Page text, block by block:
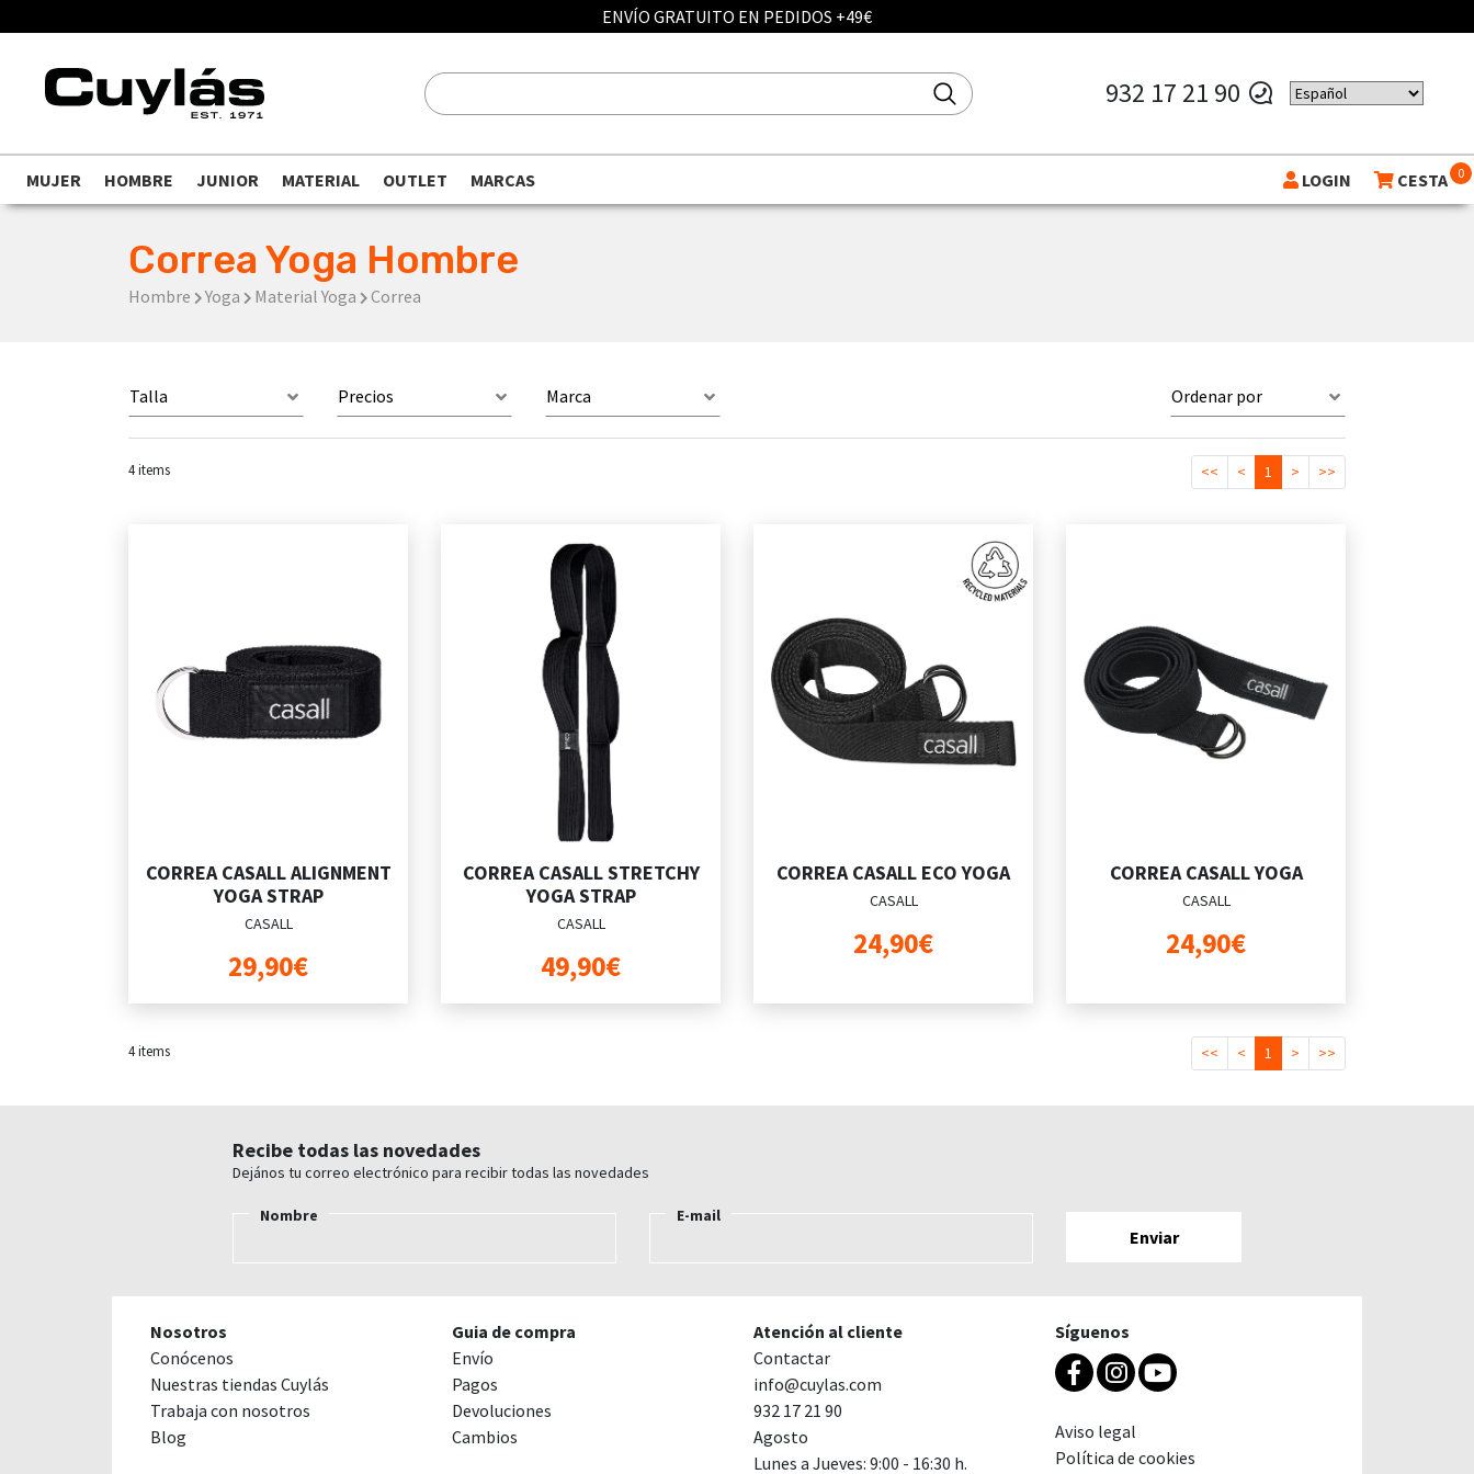
ENVÍO GRATUITO EN PEDIDOS +49€
932 17 21 90
MUJER HOMBRE JUNIOR MATERIAL OUTLET MARCAS LOGIN CESTA 0
Correa Yoga Hombre
Hombre Yoga Material Yoga Correa
Talla Precios Marca Ordenar por
4items << < 1 > >>
CORREA CASALL ALIGNMENT
YOGA STRAP
CASALL
29,90€
CORREA CASALL STRETCHY
YOGA STRAP
CASALL
49,90€
CORREA CASALL ECO YOGA
CASALL
24,90€
CORREA CASALL YOGA
CASALL
24,90€
4items << < 1 > >>
Recibe todas las novedades
Dejános tu correo electrónico para recibir todas las novedades
Nombre E-mail
Nosotros
Conócenos
Nuestras tiendas Cuylás
Trabaja con nosotros
Blog
Guia de compra
Envío
Pagos
Devoluciones
Cambios
Atención al cliente
Contactar
info@cuylas.com
932 17 21 90
Agosto
Lunes a Jueves: 9:00 - 16:30 h.
Síguenos
Aviso legal
Política de cookies